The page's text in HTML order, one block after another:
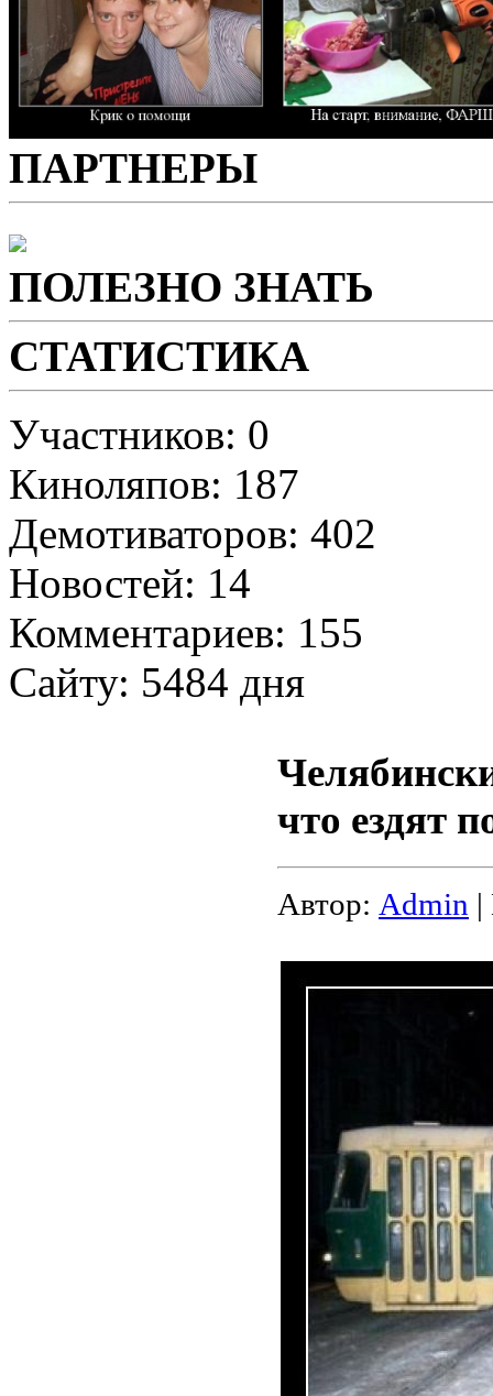
ПАРТНЕРЫ
ПОЛЕЗНО ЗНАТЬ
СТАТИСТИКА
Участников: 0
Киноляпов: 187
Демотиваторов: 402
Новостей: 14
Комментариев: 155
Сайту: 5484 дня
что ездят
Автор: Admin |